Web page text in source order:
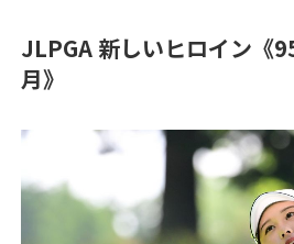
JLPGA 新しいヒロイン《
月》